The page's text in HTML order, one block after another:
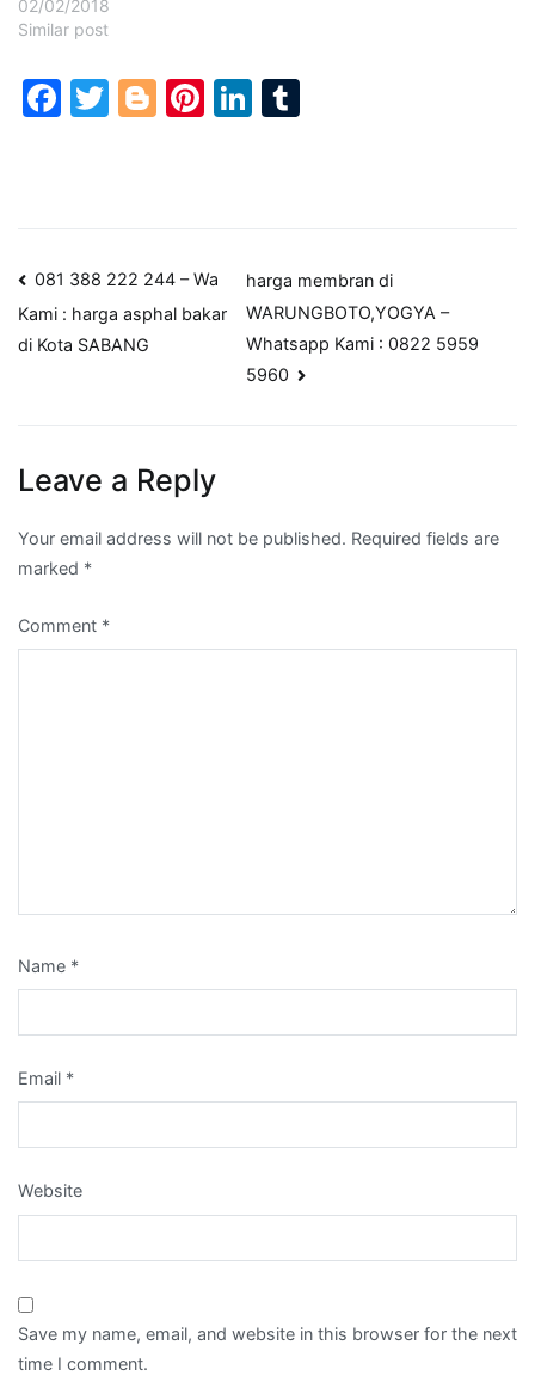
02/02/2018
Similar post
Facebook
Twitter
Blogger
Pinterest
LinkedIn
Post
navigation
081 388 222 244 – Wa
Kami : harga asphal bakar
di Kota SABANG
harga membran di
WARUNGBOTO,YOGYA –
Whatsapp Kami : 0822 5959
5960
Leave a Reply
Your email address will not be published. Required fields are
marked *
Comment *
Name *
Email *
Website
Save my name, email, and website in this browser for the next
time I comment.